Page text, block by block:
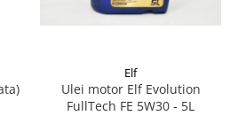
Elf
Ulei motor Elf Evolution
FullTech FE 5W30 - 5L